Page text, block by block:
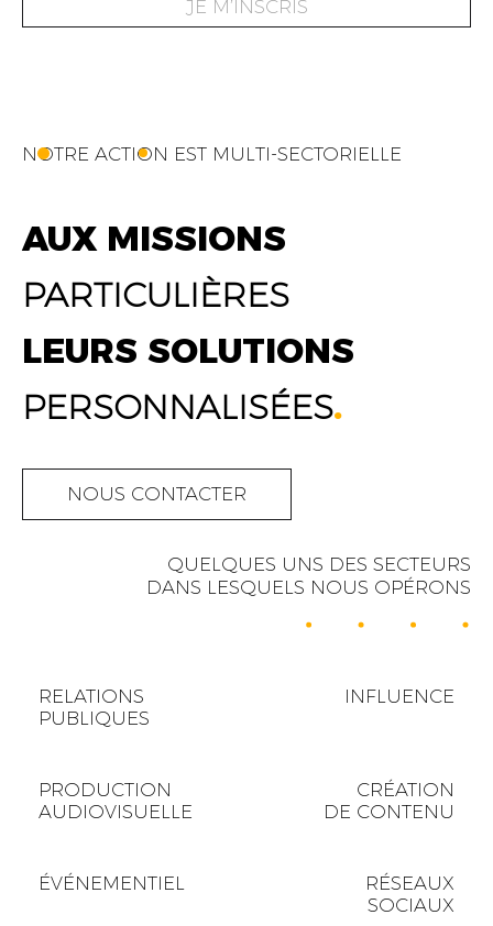
JE M’INSCRIS
NOTRE ACTION EST MULTI-SECTORIELLE
AUX MISSIONS
PARTICULIÈRES
LEURS SOLUTIONS
PERSONNALISÉES.
NOUS CONTACTER
QUELQUES UNS DES SECTEURS
DANS LESQUELS NOUS OPÉRONS
RELATIONS
PUBLIQUES
INFLUENCE
PRODUCTION
AUDIOVISUELLE
CRÉATION
DE CONTENU
ÉVÉNEMENTIEL
RÉSEAUX
SOCIAUX